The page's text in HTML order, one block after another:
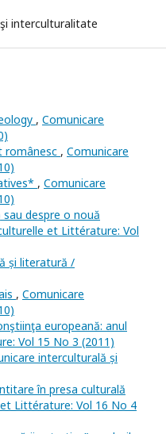
interculturalitate
, Comunicare
românesc , Comunicare
, Comunicare
despre o nouă
et Littérature: Vol
și literatură /
, Comunicare
europeană: anul
Vol 15 No 3 (2011)
interculturală și
în presa culturală
Littérature: Vol 16 No 4